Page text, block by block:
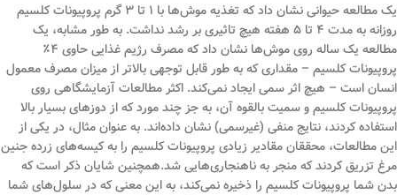
یک مطالعه حیوانی نشان داد که تغذیه موش‌ها با ۱ تا ۳ گرم پروپیونات کلسیم
روزانه به مدت ۴ تا ۵ هفته هیچ تاثیری بر رشد نداشت. به طور مشابه، یک
مطالعه یک ساله روی موش‌ها نشان داد که مصرف رژیم غذایی حاوی ۴٪
پروپیونات کلسیم – مقداری که به طور قابل توجهی بالاتر از میزان مصرف معمول
انسان است – هیچ اثر سمی ایجاد نمی‌کند. اکثر مطالعات آزمایشگاهی روی
پروپیونات کلسیم و سمیت بالقوه آن، به جز چند مورد که از دوزهای بسیار بالا
استفاده کردند، نتایج منفی (غیرسمی) نشان داده‌اند. به عنوان مثال، در یکی از
این مطالعات، محققان مقادیر زیادی پروپیونات کلسیم را به کیسه‌های زرده جنین
مرغ تزریق کردند که منجر به ناهنجاری‌هایی شد.همچنین شایان ذکر است که
بدن شما پروپیونات کلسیم را ذخیره نمی‌کند، به این معنی که در سلول‌های شما